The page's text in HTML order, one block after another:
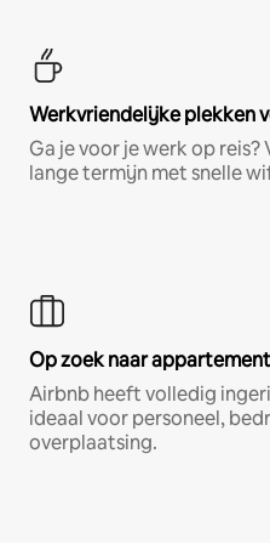
Werkvriendelijke plekken
Ga je voor je werk op
lange termijn met snelle
Op zoek naar
Airbnb heeft volledig
ideaal voor personeel,
overplaatsing.